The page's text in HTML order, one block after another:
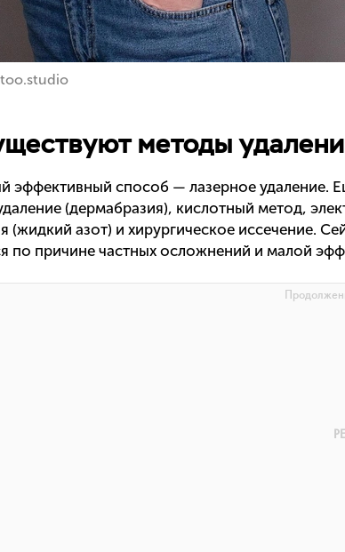
методы
эффективный способ — лазерное удаление.
(дермабразия), кислотный метод,
(жидкий азот) и хирургическое иссечение.
по причине частных осложнений и малой